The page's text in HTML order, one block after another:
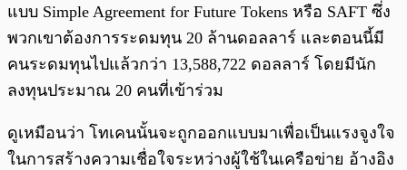
แบบ Simple Agreement for Future Tokens หรือ SAFT ซึ่ง
พวกเขาต้องการระดมทุน 20 ล้านดอลลาร์ และตอนนี้มี
คนระดมทุนไปแล้วกว่า 13,588,722 ดอลลาร์ โดยมีนัก
ลงทุนประมาณ 20 คนที่เข้าร่วม
ดูเหมือนว่า โทเคนนั้นจะถูกออกแบบมาเพื่อเป็นแรงจูงใจ
ในการสร้างความเชื่อใจระหว่างผู้ใช้ในเครือข่าย อ้างอิง